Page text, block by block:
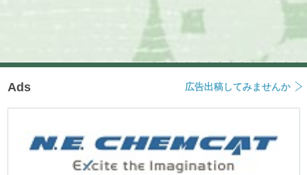
Ads 広告出稿してみませんか